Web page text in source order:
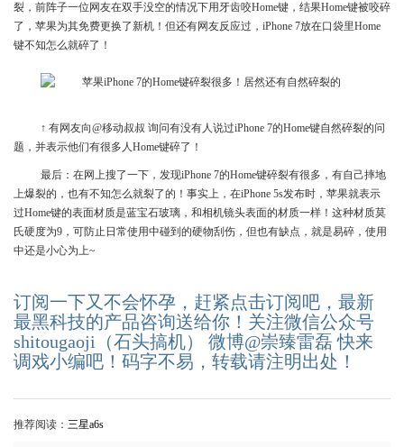
裂，前阵子一位网友在双手没空的情况下用牙齿咬Home键，结果Home键被咬碎
了，苹果为其免费更换了新机！但还有网友反应过，iPhone 7放在口袋里Home
键不知怎么就碎了！
↑ 有网友向@移动叔叔 询问有没有人说过iPhone 7的Home键自然碎裂的问
题，并表示他们有很多人Home键碎了！
最后：在网上搜了一下，发现iPhone 7的Home键碎裂有很多，有自己摔地
上爆裂的，也有不知怎么就裂了的！事实上，在iPhone 5s发布时，苹果就表示
过Home键的表面材质是蓝宝石玻璃，和相机镜头表面的材质一样！这种材质莫
氏硬度为9，可防止日常使用中碰到的硬物刮伤，但也有缺点，就是易碎，使用
中还是小心为上~
订阅一下又不会怀孕，赶紧点击订阅吧，最新
最黑科技的产品咨询送给你！关注微信公众号
shitougaoji（石头搞机） 微博@崇臻雷磊 快来
调戏小编吧！码字不易，转载请注明出处！
推荐阅读： 三星a6s